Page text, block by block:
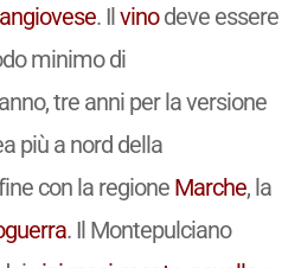
. Ilvinodeve essere
minimo di
tre anni per la versione
più a nord della
con la regione Marche, la
. Il Montepulciano